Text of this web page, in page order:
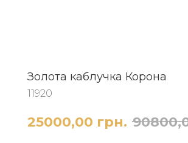
Золота каблучка Корона
11920
25000,00 грн.